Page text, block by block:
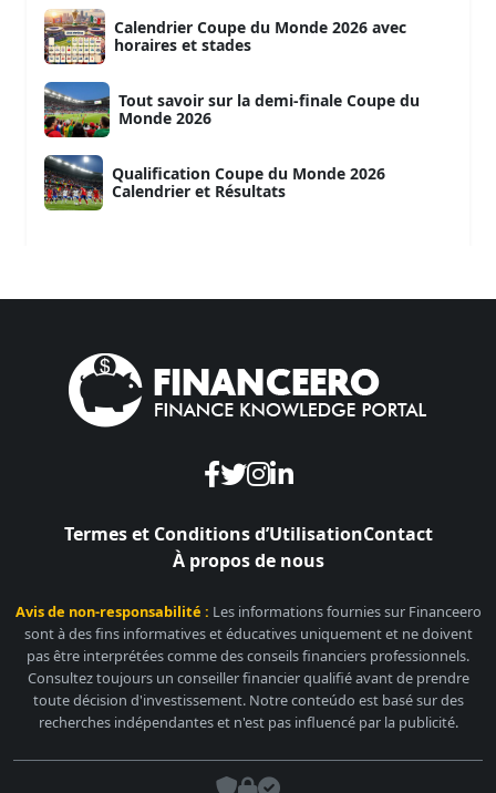
Calendrier Coupe du Monde 2026 avec
horaires et stades
Tout savoir sur la demi-finale Coupe du
Monde 2026
Qualification Coupe du Monde 2026
Calendrier et Résultats
Termes et Conditions d’UtilisationContact
À propos de nous
Avis de non-responsabilité : Les informations fournies sur Financeero
sont à des fins informatives et éducatives uniquement et ne doivent
pas être interprétées comme des conseils financiers professionnels.
Consultez toujours un conseiller financier qualifié avant de prendre
toute décision d'investissement. Notre conteúdo est basé sur des
recherches indépendantes et n'est pas influencé par la publicité.